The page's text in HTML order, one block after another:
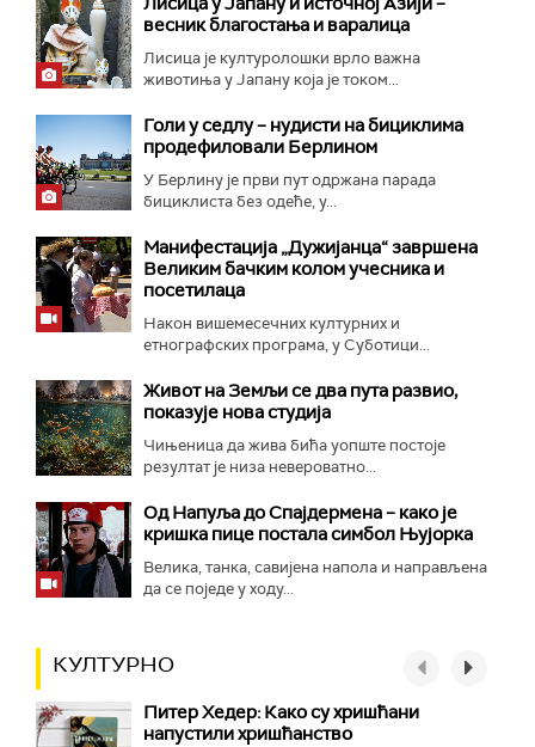
весник благостања и варалица
Лисица је културолошки врло важна
животиња у Јапану која је током...
Голи у седлу – нудисти на бициклима
продефиловали Берлином
У Берлину је први пут одржана парада
бициклиста без одеће, у...
Манифестација „Дужијанца“ завршена
Великим бачким колом учесника и
посетилаца
Након вишемесечних културних и
етнографских програма, у Суботици...
Живот на Земљи се два пута развио,
показује нова студија
Чињеница да жива бића уопште постоје
резултат је низа невероватно...
Од Напуља до Спајдермена – како је
кришка пице постала симбол Њујорка
Велика, танка, савијена напола и направљена
да се поједе у ходу...
КУЛТУРНО
Питер Хедер: Како су хришћани
напустили хришћанство